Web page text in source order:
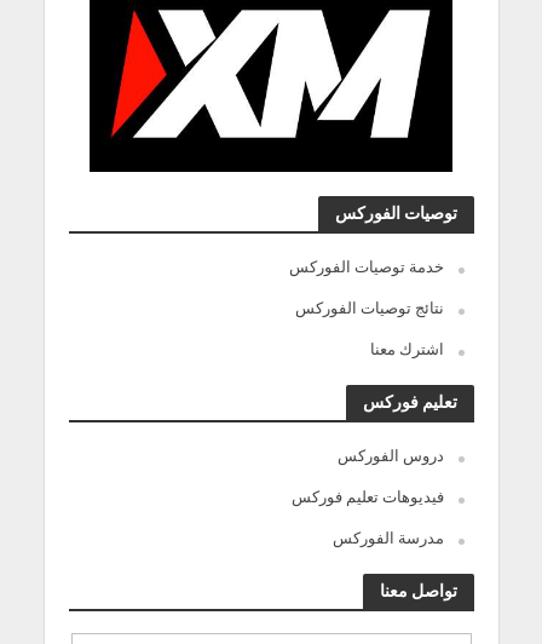
توصيات الفوركس
خدمة توصيات الفوركس
نتائج توصيات الفوركس
اشترك معنا
تعليم فوركس
دروس الفوركس
فيديوهات تعليم فوركس
مدرسة الفوركس
تواصل معنا